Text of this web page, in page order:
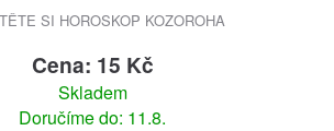
SI HOROSKOP KOZOROHA
Cena: 15 Kč
Skladem
Doručíme do: 11.8.